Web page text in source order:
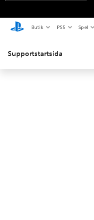
Butik PS5 Spel
Supportstartsida